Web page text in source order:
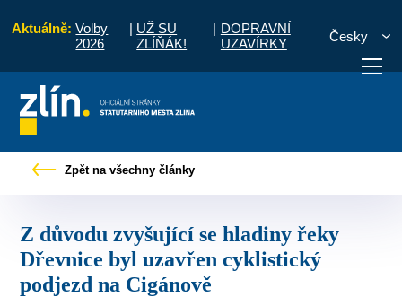
Aktuálně: Volby
2026
| UŽ SU
ZLÍŇÁK!
| DOPRAVNÍ
UZAVÍRKY
Česky
vyřídit Potřebuji zaplatit
Zpět na všechny články
Z důvodu zvyšující se hladiny řeky
Dřevnice byl uzavřen cyklistický
podjezd na Cigánově